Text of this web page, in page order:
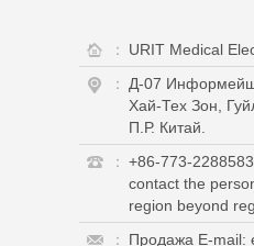
：
URIT Medical
：
Д-07
Хай-Тех Зон,
П.Р. Китай.
： +86-773-
contact the
region beyond
：
Продажа E-mail: